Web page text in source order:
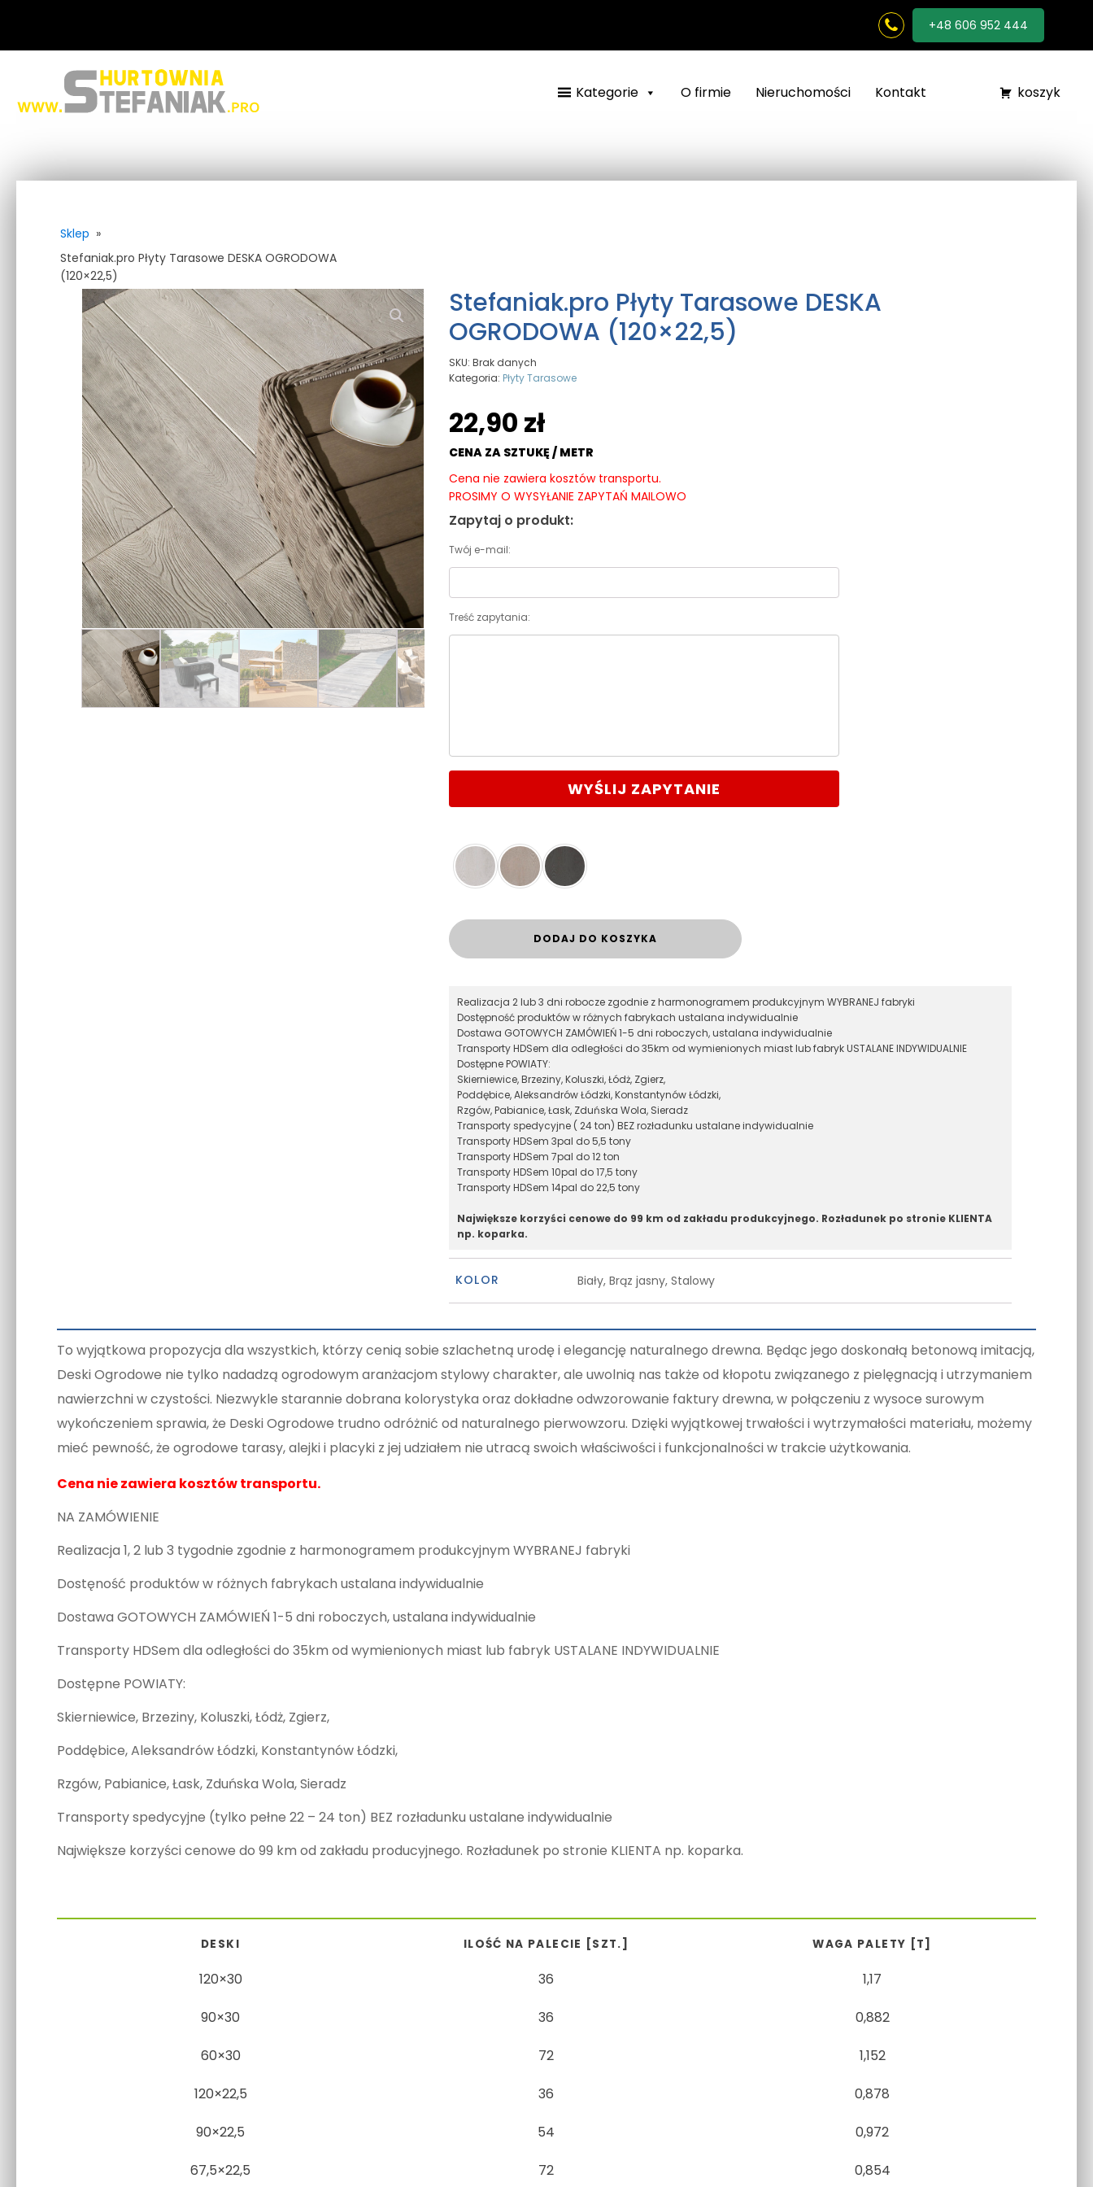
+48 606 952 444
Kategorie O firmie Nieruchomości Kontakt koszyk
Sklep »
Stefaniak.pro Płyty Tarasowe DESKA OGRODOWA
(120×22,5)
Stefaniak.pro Płyty Tarasowe DESKA
OGRODOWA (120×22,5)
SKU: Brak danych
Kategoria: Płyty Tarasowe
22,90 zł
CENA ZA SZTUKĘ / METR
Cena nie zawiera kosztów transportu.
PROSIMY O WYSYŁANIE ZAPYTAŃ MAILOWO
Zapytaj o produkt:
Twój e-mail:
Treść zapytania:
WYŚLIJ ZAPYTANIE
DODAJ DO KOSZYKA
Realizacja 2 lub 3 dni robocze zgodnie z harmonogramem produkcyjnym WYBRANEJ fabryki
Dostępność produktów w różnych fabrykach ustalana indywidualnie
Dostawa GOTOWYCH ZAMÓWIEŃ 1-5 dni roboczych, ustalana indywidualnie
Transporty HDSem dla odległości do 35km od wymienionych miast lub fabryk USTALANE INDYWIDUALNIE
Dostępne POWIATY:
Skierniewice, Brzeziny, Koluszki, Łódż, Zgierz,
Poddębice, Aleksandrów Łódzki, Konstantynów Łódzki,
Rzgów, Pabianice, Łask, Zduńska Wola, Sieradz
Transporty spedycyjne ( 24 ton) BEZ rozładunku ustalane indywidualnie
Transporty HDSem 3pal do 5,5 tony
Transporty HDSem 7pal do 12 ton
Transporty HDSem 10pal do 17,5 tony
Transporty HDSem 14pal do 22,5 tony
Największe korzyści cenowe do 99 km od zakładu produkcyjnego. Rozładunek po stronie KLIENTA
np. koparka.
KOLOR Biały, Brąz jasny, Stalowy
To wyjątkowa propozycja dla wszystkich, którzy cenią sobie szlachetną urodę i elegancję naturalnego drewna. Będąc jego doskonałą betonową imitacją,
Deski Ogrodowe nie tylko nadadzą ogrodowym aranżacjom stylowy charakter, ale uwolnią nas także od kłopotu związanego z pielęgnacją i utrzymaniem
nawierzchni w czystości. Niezwykle starannie dobrana kolorystyka oraz dokładne odwzorowanie faktury drewna, w połączeniu z wysoce surowym
wykończeniem sprawia, że Deski Ogrodowe trudno odróżnić od naturalnego pierwowzoru. Dzięki wyjątkowej trwałości i wytrzymałości materiału, możemy
mieć pewność, że ogrodowe tarasy, alejki i placyki z jej udziałem nie utracą swoich właściwości i funkcjonalności w trakcie użytkowania.
Cena nie zawiera kosztów transportu.
NA ZAMÓWIENIE
Realizacja 1, 2 lub 3 tygodnie zgodnie z harmonogramem produkcyjnym WYBRANEJ fabryki
Dostęność produktów w różnych fabrykach ustalana indywidualnie
Dostawa GOTOWYCH ZAMÓWIEŃ 1-5 dni roboczych, ustalana indywidualnie
Transporty HDSem dla odległości do 35km od wymienionych miast lub fabryk USTALANE INDYWIDUALNIE
Dostępne POWIATY:
Skierniewice, Brzeziny, Koluszki, Łódż, Zgierz,
Poddębice, Aleksandrów Łódzki, Konstantynów Łódzki,
Rzgów, Pabianice, Łask, Zduńska Wola, Sieradz
Transporty spedycyjne (tylko pełne 22 – 24 ton) BEZ rozładunku ustalane indywidualnie
Największe korzyści cenowe do 99 km od zakładu producyjnego. Rozładunek po stronie KLIENTA np. koparka.
DESKI ILOŚĆ NA PALECIE [SZT.] WAGA PALETY [T]
120×30 36 1,17
90×30 36 0,882
60×30 72 1,152
120×22,5 36 0,878
90×22,5 54 0,972
67,5×22,5 72 0,854